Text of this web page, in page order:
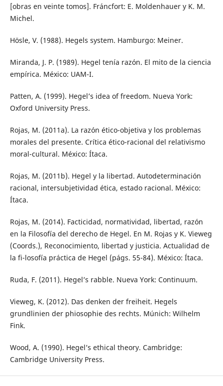
[obras en veinte tomos]. Fráncfort: E. Moldenhauer y K. M.
Michel.
Hösle, V. (1988). Hegels system. Hamburgo: Meiner.
Miranda, J. P. (1989). Hegel tenía razón. El mito de la ciencia
empírica. México: UAM-I.
Patten, A. (1999). Hegel’s idea of freedom. Nueva York:
Oxford University Press.
Rojas, M. (2011a). La razón ético-objetiva y los problemas
morales del presente. Crítica ético-racional del relativismo
moral-cultural. México: Ítaca.
Rojas, M. (2011b). Hegel y la libertad. Autodeterminación
racional, intersubjetividad ética, estado racional. México:
Ítaca.
Rojas, M. (2014). Facticidad, normatividad, libertad, razón
en la Filosofía del derecho de Hegel. En M. Rojas y K. Vieweg
(Coords.), Reconocimiento, libertad y justicia. Actualidad de
la fi-losofía práctica de Hegel (págs. 55-84). México: Ítaca.
Ruda, F. (2011). Hegel’s rabble. Nueva York: Continuum.
Vieweg, K. (2012). Das denken der freiheit. Hegels
grundlinien der phiosophie des rechts. Múnich: Wilhelm
Fink.
Wood, A. (1990). Hegel’s ethical theory. Cambridge:
Cambridge University Press.